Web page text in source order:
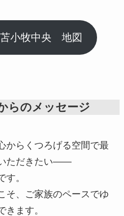
小牧中央 地図
らのメッセージ
からくつろげる空間で最
ただきたい——
す。
そ、ご家族のペースでゆ
きます。